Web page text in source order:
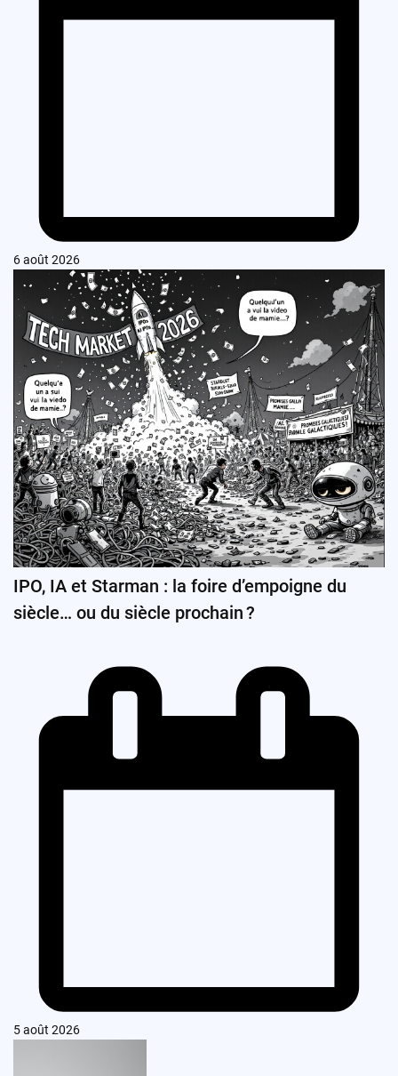
6 août 2026
IPO, IA et Starman : la foire d’empoigne du
siècle… ou du siècle prochain ?
5 août 2026